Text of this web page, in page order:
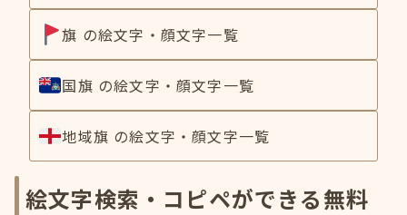
旗 の絵文字・顔文字一覧
国旗 の絵文字・顔文字一覧
地域旗 の絵文字・顔文字一覧
絵文字検索・コピペができる無料